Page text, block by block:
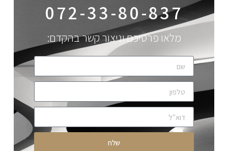
072-33-80-837
מלאו פרטיכם וניצור קשר בהקדם:
שלח